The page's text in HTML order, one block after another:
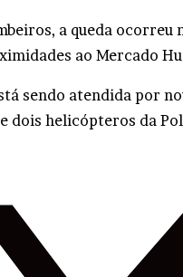
a queda ocorreu
ao Mercado
sendo atendida por
dois helicópteros da